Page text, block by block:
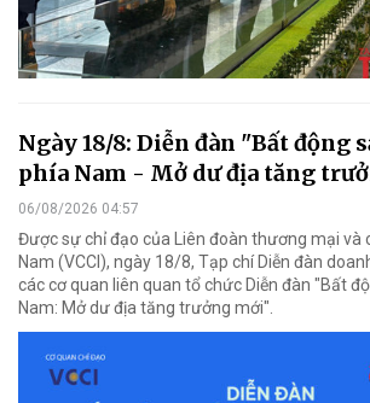
Ngày 18/8: Diễn đàn "Bất động
phía Nam - Mở dư địa tăng
06/08/2026 04:57
Được sự chỉ đạo của Liên đoàn thương mại và
Nam (VCCI), ngày 18/8, Tạp chí Diễn đàn
các cơ quan liên quan tổ chức Diễn đàn "Bất
Nam: Mở dư địa tăng trưởng mới".